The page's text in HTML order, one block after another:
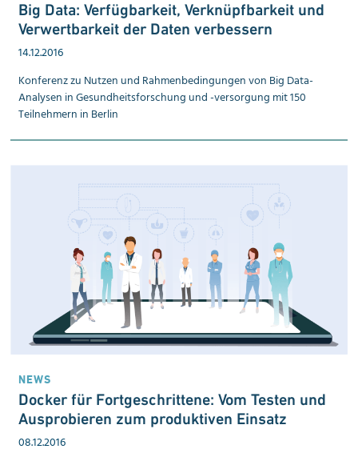
Big Data: Ver­füg­bar­keit, Ver­knüpf­bar­keit und
Ver­wert­bar­keit der Daten ver­bessern
14.12.2016
Konferenz zu Nutzen und Rahmen­bedingungen von Big Data-
Analysen in Gesundheits­forschung und -versorgung mit 150
Teilnehmern in Berlin
NEWS
Docker für Fort­geschrit­tene: Vom Testen und
Aus­probieren zum pro­duk­tiven Einsatz
08.12.2016